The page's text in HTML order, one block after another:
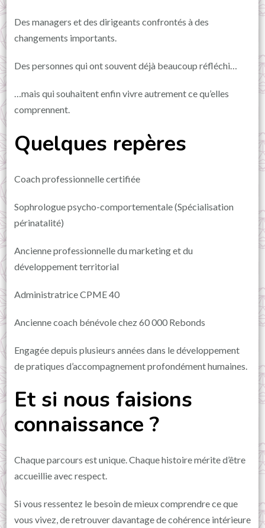
Des managers et des dirigeants confrontés à des
changements importants.
Des personnes qui ont souvent déjà beaucoup réfléchi…
…mais qui souhaitent enfin vivre autrement ce qu’elles
comprennent.
Quelques repères
Coach professionnelle certifiée
Sophrologue psycho-comportementale (Spécialisation
périnatalité)
Ancienne professionnelle du marketing et du
développement territorial
Administratrice CPME 40
Ancienne coach bénévole chez 60 000 Rebonds
Engagée depuis plusieurs années dans le développement
de pratiques d’accompagnement profondément humaines.
Et si nous faisions
connaissance ?
Chaque parcours est unique. Chaque histoire mérite d’être
accueillie avec respect.
Si vous ressentez le besoin de mieux comprendre ce que
vous vivez, de retrouver davantage de cohérence intérieure